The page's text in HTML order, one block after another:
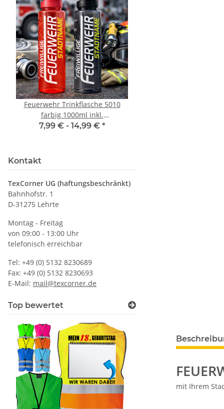
mit Ihrem
Feuerwehr Trinkflasche 5010
farbig 1000ml inkl.
Wunschnamen
7,99 € - 14,99 € *
Kontakt
TexCorner UG (haftungsbeschränkt)
Bahnhofstr. 1
D-31275 Lehrte
Montag - Freitag
von 09:00 - 13:00 Uhr
telefonisch erreichbar
Tel: +49 (0) 5132 8230689
Fax: +49 (0) 5132 8230693
E-Mail: mail@texcorner.de
Top bewertet